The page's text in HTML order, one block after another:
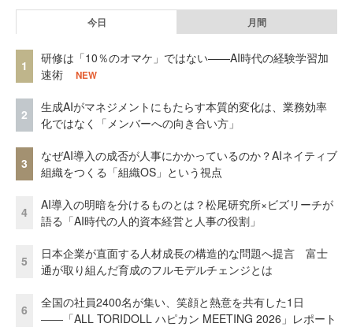
今日 月間
1
研修は「10％のオマケ」ではない——AI時代の経験学習加
速術
NEW
2
生成AIがマネジメントにもたらす本質的変化は、業務効率
化ではなく「メンバーへの向き合い方」
3
なぜAI導入の成否が人事にかかっているのか？AIネイティブ
組織をつくる「組織OS」という視点
4
AI導入の明暗を分けるものとは？松尾研究所×ビズリーチが
語る「AI時代の人的資本経営と人事の役割」
5
日本企業が直面する人材成長の構造的な問題へ提言 富士
通が取り組んだ育成のフルモデルチェンジとは
6
全国の社員2400名が集い、笑顔と熱意を共有した1日
――「ALL TORIDOLL ハピカン MEETING 2026」レポート